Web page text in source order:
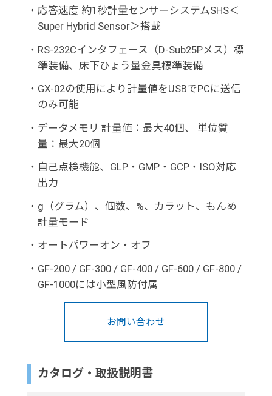
・ 応答速度 約1秒計量センサーシステムSHS＜
Super Hybrid Sensor＞搭載
・ RS-232Cインタフェース（D-Sub25Pメス）標
準装備、床下ひょう量金具標準装備
・ GX-02の使用により計量値をUSBでPCに送信
のみ可能
・ データメモリ 計量値：最大40個、 単位質
量：最大20個
・ 自己点検機能、GLP・GMP・GCP・ISO対応
出力
・ g（グラム）、個数、%、カラット、もんめ
計量モード
・ オートパワーオン・オフ
・ GF-200 / GF-300 / GF-400 / GF-600 / GF-800 /
GF-1000には小型風防付属
お問い合わせ
カタログ・取扱説明書